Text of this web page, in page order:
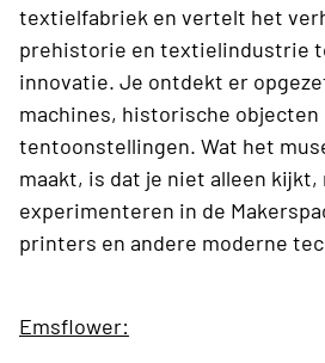
textielfabriek en vertelt het
prehistorie en textielindustrie
innovatie. Je ontdekt er
machines, historische objecten
tentoonstellingen. Wat het
maakt, is dat je niet alleen kijkt,
experimenteren in de
printers en andere moderne
Emsflower: